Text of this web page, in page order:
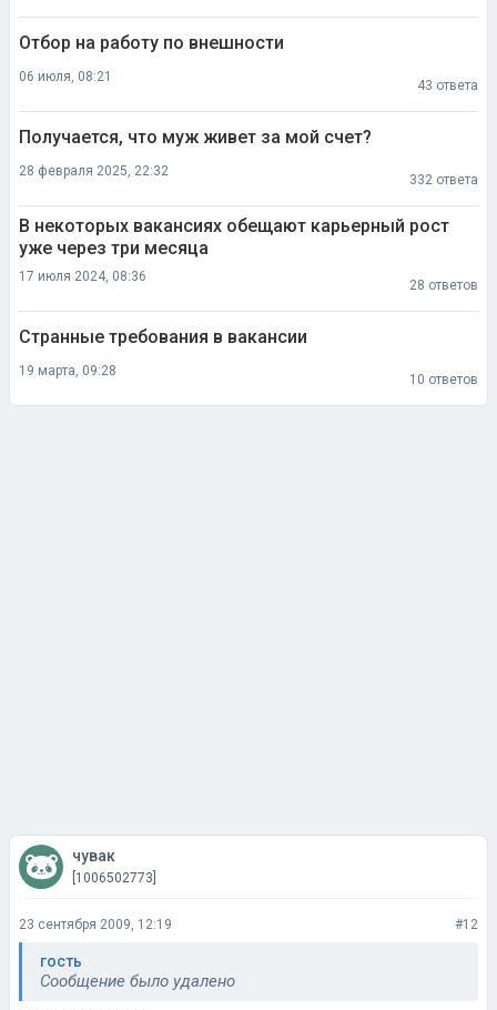
Отбор на работу по внешности
06 июля, 08:21
43 ответа
Получается, что муж живет за мой счет?
28 февраля 2025, 22:32
332 ответа
В некоторых вакансиях обещают карьерный рост
уже через три месяца
17 июля 2024, 08:36
28 ответов
Странные требования в вакансии
19 марта, 09:28
10 ответов
чувак
[1006502773]
23 сентября 2009, 12:19 #12
гость
Сообщение было удалено